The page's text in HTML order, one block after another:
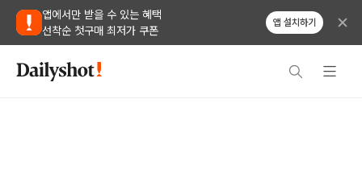
앱에서만 받을 수 있는 혜택
선착순 첫구매 최저가 쿠폰
앱 설치하기